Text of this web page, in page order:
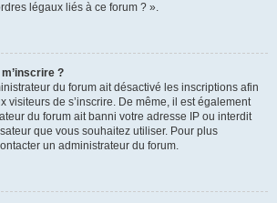
légaux liés à ce forum ? ».
?
du forum ait désactivé les inscriptions afin
visiteurs de s’inscrire. De même, il est également
du forum ait banni votre adresse IP ou interdit
que vous souhaitez utiliser. Pour plus
un administrateur du forum.